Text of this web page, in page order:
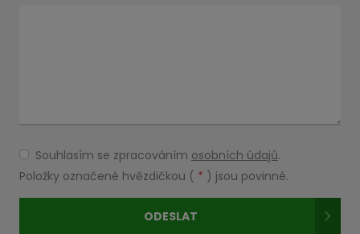
Souhlasím
se
zpracováním
osobních
Souhlasím se zpracováním osobních údajů.
Položky označené hvězdičkou ( * ) jsou povinné.
ODESLAT